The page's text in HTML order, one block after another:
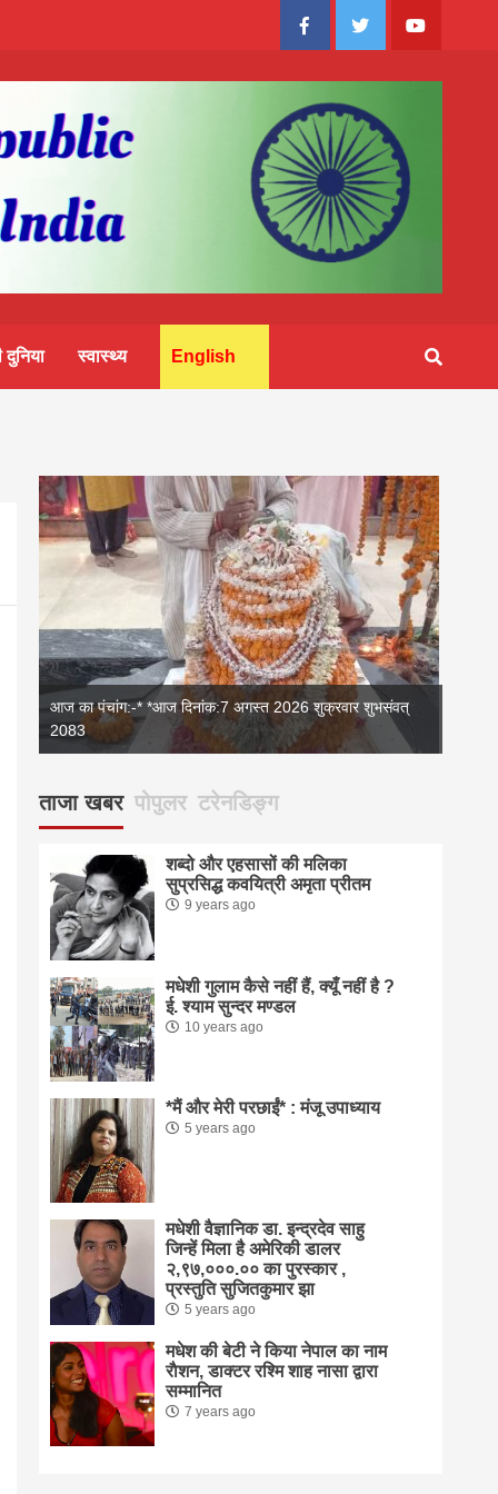
FacebookTwitter Youtube
स्वास्थ्य English
आज का पंचांग:-* *आज दिनांक:7 अगस्त 2026 शुक्रवार शुभसंवत्
2083
ताजा खबर पोपुलर टरेनडिङ्ग
शब्दो और एहसासों की मलिका
सुप्रसिद्ध कवयित्री अमृता प्रीतम
9 years ago
मधेशी गुलाम कैसे नहीं हैं, क्यूँ नहीं है ?
ई. श्याम सुन्दर मण्डल
10 years ago
*मैं और मेरी परछाईं* : मंजू उपाध्याय
5 years ago
मधेशी वैज्ञानिक डा. इन्द्रदेव साहु
जिन्हें मिला है अमेरिकी डालर
२,९७,०००.०० का पुरस्कार ,
प्रस्तुति सुजितकुमार झा
5 years ago
मधेश की बेटी ने किया नेपाल का नाम
राैशन, डाक्टर रश्मि शाह नासा द्वारा
सम्मानित
7 years ago